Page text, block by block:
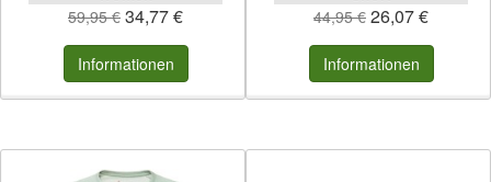
59,95 € 34,77 €
Informationen
44,95 € 26,07 €
Informationen